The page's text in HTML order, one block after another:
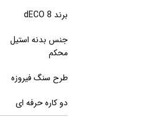
برند 8 dECO
جنس بدنه استیل
محکم
طرح سنگ فیروزه
دو کاره حرفه ای